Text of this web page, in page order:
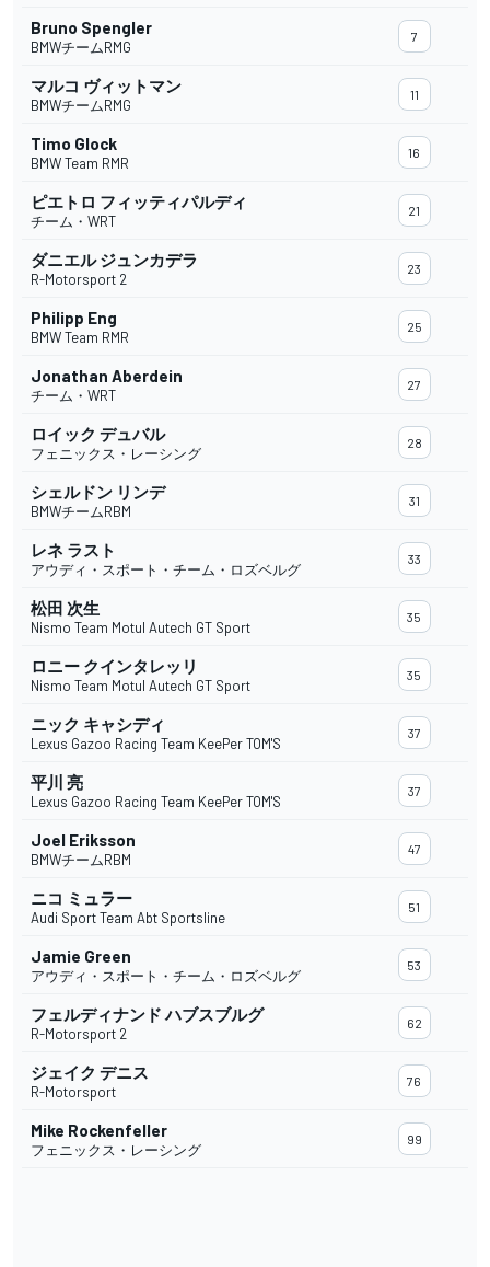
Bruno Spengler
BMWチームRMG
7
マルコ ヴィットマン
BMWチームRMG
11
Timo Glock
BMW Team RMR
16
ピエトロ フィッティパルディ
チーム・WRT
21
ダニエル ジュンカデラ
R-Motorsport 2
23
Philipp Eng
BMW Team RMR
25
Jonathan Aberdein
チーム・WRT
27
ロイック デュバル
フェニックス・レーシング
28
シェルドン リンデ
BMWチームRBM
31
レネ ラスト
アウディ・スポート・チーム・ロズベルグ
33
松田 次生
Nismo Team Motul Autech GT Sport
35
ロニー クインタレッリ
Nismo Team Motul Autech GT Sport
35
ニック キャシディ
Lexus Gazoo Racing Team KeePer TOM'S
37
平川 亮
Lexus Gazoo Racing Team KeePer TOM'S
37
Joel Eriksson
BMWチームRBM
47
ニコ ミュラー
Audi Sport Team Abt Sportsline
51
Jamie Green
アウディ・スポート・チーム・ロズベルグ
53
フェルディナンド ハブスブルグ
R-Motorsport 2
62
ジェイク デニス
R-Motorsport
76
Mike Rockenfeller
フェニックス・レーシング
99